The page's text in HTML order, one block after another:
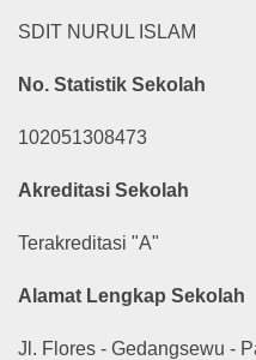
SDIT NURUL ISLAM
No. Statistik Sekolah
102051308473
Akreditasi Sekolah
Terakreditasi "A"
Alamat Lengkap Sekolah
Jl. Flores - Gedangsewu -